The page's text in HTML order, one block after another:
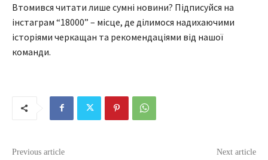
Втомився читати лише сумні новини? Підписуйся на
інстаграм “18000” – місце, де ділимося надихаючими
історіями черкащан та рекомендаціями від нашої
команди.
Previous article Next article